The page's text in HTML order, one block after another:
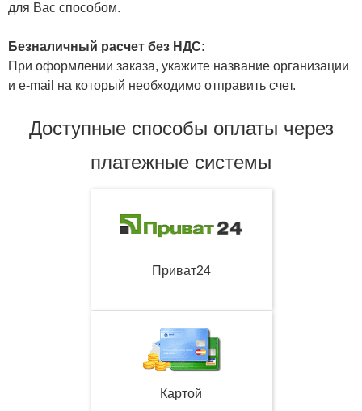
для Вас способом.
Безналичный расчет без НДС:
При оформлении заказа, укажите название организации
и e-mail на который необходимо отправить счет.
Доступные способы оплаты через
платежные системы
Приват24
Картой